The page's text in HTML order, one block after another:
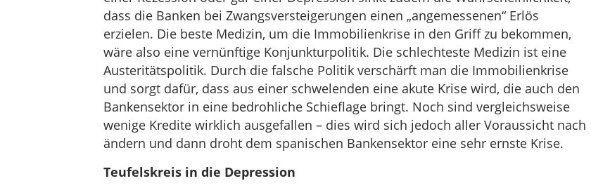
dass die Banken bei Zwangsversteigerungen einen „angemessenen“ Erlös
erzielen. Die beste Medizin, um die Immobilienkrise in den Griff zu bekommen,
wäre also eine vernünftige Konjunkturpolitik. Die schlechteste Medizin ist eine
Austeritätspolitik. Durch die falsche Politik verschärft man die Immobilienkrise
und sorgt dafür, dass aus einer schwelenden eine akute Krise wird, die auch den
Bankensektor in eine bedrohliche Schieflage bringt. Noch sind vergleichsweise
wenige Kredite wirklich ausgefallen – dies wird sich jedoch aller Voraussicht nach
ändern und dann droht dem spanischen Bankensektor eine sehr ernste Krise.
Teufelskreis in die Depression